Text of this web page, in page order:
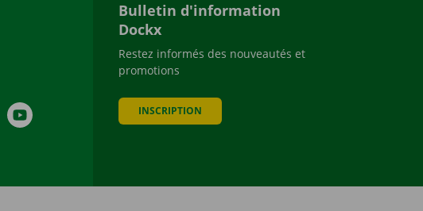
YouTube
Bulletin d'information
Dockx
Restez informés des nouveautés et
promotions
INSCRIPTION